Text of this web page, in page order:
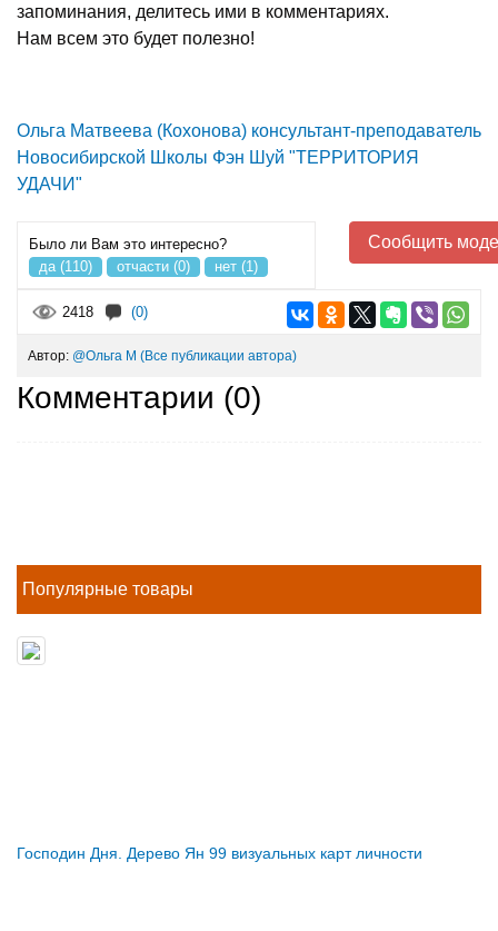
запоминания, делитесь ими в комментариях.
Нам всем это будет полезно!
Ольга Матвеева (Кохонова) консультант-преподаватель
Новосибирской Школы Фэн Шуй "ТЕРРИТОРИЯ
УДАЧИ"
Было ли Вам это интересно?
да (110)
отчасти (0) нет (1)
Сообщить
2418 (0)
Автор: @Ольга М (Все публикации автора)
Комментарии (0)
Популярные товары
Господин Дня. Дерево Ян 99 визуальных карт личности